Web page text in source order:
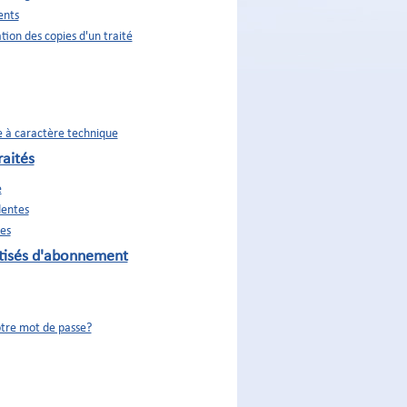
des copies d'un traité
à caractère technique
d'abonnement
mot de passe?